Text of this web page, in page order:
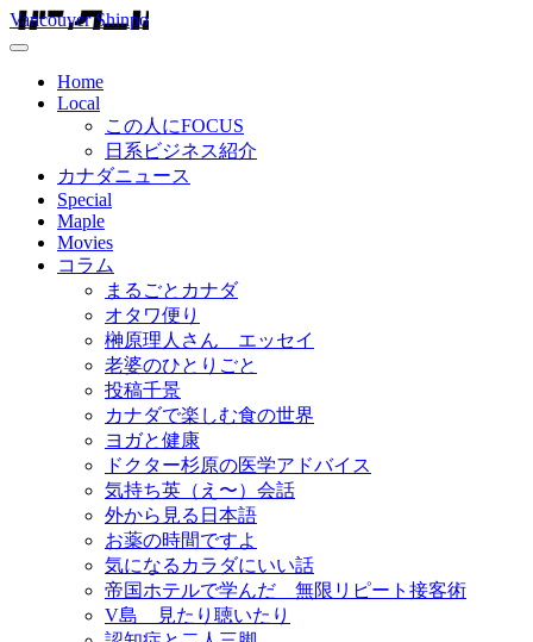
Vancouver Shinpo
Home
Local
この人にFOCUS
日系ビジネス紹介
カナダニュース
Special
Maple
Movies
コラム
まるごとカナダ
オタワ便り
榊原理人さん エッセイ
老婆のひとりごと
投稿千景
カナダで楽しむ食の世界
ヨガと健康
ドクター杉原の医学アドバイス
気持ち英（え〜）会話
外から見る日本語
お薬の時間ですよ
気になるカラダにいい話
帝国ホテルで学んだ 無限リピート接客術
V島 見たり聴いたり